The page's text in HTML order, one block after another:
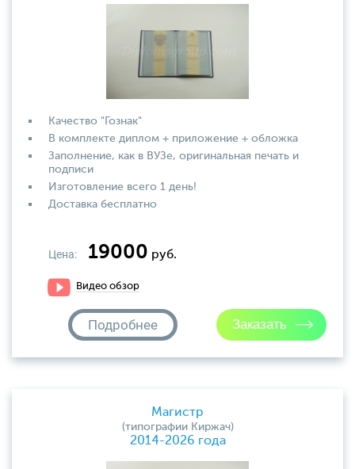
Качество "Гознак"
В комплекте диплом + приложение + обложка
Заполнение, как в ВУЗе, оригинальная печать и
подписи
Изготовление всего 1 день!
Доставка бесплатно
Цена: 19000 руб.
Видео обзор
Подробнее
Магистр
(типографии Киржач)
2014-2026 года